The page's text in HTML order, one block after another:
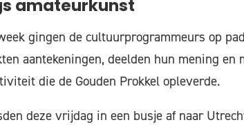
amateurkunst
gingen de cultuurprogrammeurs op
aantekeningen, deelden hun mening
die de Gouden Prokkel opleverde.
deze vrijdag in een busje af naar